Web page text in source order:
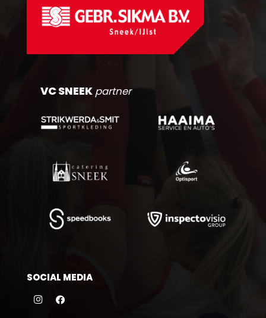
VC SNEEK partner
SOCIAL MEDIA